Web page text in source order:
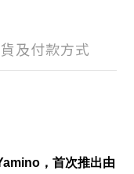
及付款方式
，首次推出由